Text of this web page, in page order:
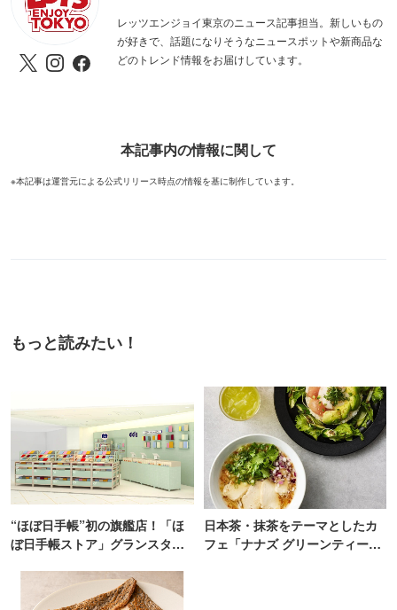
レッツエンジョイ東京のニュース記事担当。新しいもの
が好きで、話題になりそうなニュースポットや新商品な
どのトレンド情報をお届けしています。
本記事内の情報に関して
※本記事は運営元による公式リリース時点の情報を基に制作しています。
もっと読みたい！
“ほぼ日手帳”初の旗艦店！「ほ
ぼ日手帳ストア」グランスタ東
日本茶・抹茶をテーマとしたカ
フェ「ナナズ グリーンティー」